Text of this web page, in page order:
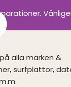
alla märken &
surfplattor,